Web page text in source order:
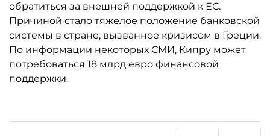
обратиться за внешней поддержкой к ЕС.
Причиной стало тяжелое положение банковской
системы в стране, вызванное кризисом в Греции.
По информации некоторых СМИ, Кипру может
потребоваться 18 млрд евро финансовой
поддержки.